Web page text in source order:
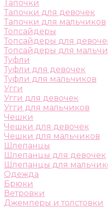
Тапочки
Тапочки для девочек
Тапочки для мальчиков
Топсайдеры
Топсайдеры для
Топсайдеры для
Туфли
Туфли для девочек
Туфли для мальчиков
Угги
Угги для девочек
Угги для мальчиков
Чешки
Чешки для девочек
Чешки для мальчиков
Шлепанцы
Шлепанцы для девочек
Шлепанцы для
Одежда
Брюки
Ветровки
Джемперы и толстовки